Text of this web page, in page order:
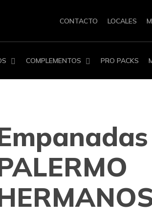
CONTACTO LOCALES
COMPLEMENTOS PRO PACKS